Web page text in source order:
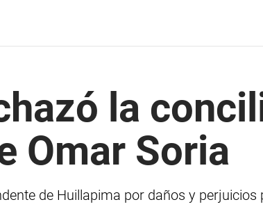
la
Omar Soria
de Huillapima por daños y